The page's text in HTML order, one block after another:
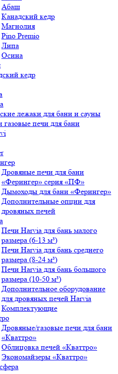
Абаш
Канадский кедр
Магнолия
Pino Premio
Липа
Осина
кедр
лежаки для бани и сауны
печи для бани
Дровяные печи для бани
«Ферингер» серия «ПФ»
Дымоходы для бани «Ферингер»
Дополнительные опции для
дровяных печей
Печи Harvia для бань малого
размера (6-13 м³)
Печи Harvia для бань среднего
размера (8-24 м³)
Печи Harvia для бань большого
размера (10-50 м³)
Дополнительное оборудование
для дровяных печей Harvia
Комплектующие
Дровяные/газовые печи для бани
«Кваттро»
Облицовка печей «Кваттро»
Экономайзеры «Кваттро»